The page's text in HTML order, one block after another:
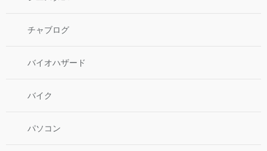
チャブログ
バイオハザード
バイク
パソコン